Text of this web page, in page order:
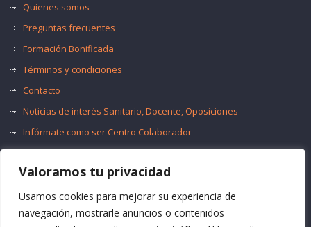
Valoramos tu privacidad
Usamos cookies para mejorar su experiencia de
navegación, mostrarle anuncios o contenidos
Quienes somos
Preguntas frecuentes
Formación Bonificada
Términos y condiciones
Contacto
Noticias de interés Sanitario, Docente, Oposiciones
Infórmate como ser Centro Colaborador
Oferta de Empleo Público
Bolsas de Empleo